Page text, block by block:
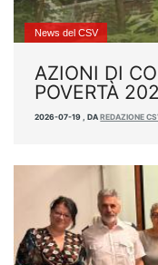
News del CSV
AZIONI DI
POVERTÀ
2026-07-19 ,DAREDAZIONE